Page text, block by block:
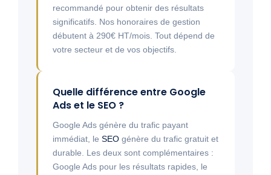
recommandé pour obtenir des résultats
significatifs. Nos honoraires de gestion
débutent à 290€ HT/mois. Tout dépend de
votre secteur et de vos objectifs.
Quelle différence entre Google
Ads et le SEO ?
Google Ads génère du trafic payant
immédiat, le SEO génère du trafic gratuit et
durable. Les deux sont complémentaires :
Google Ads pour les résultats rapides, le